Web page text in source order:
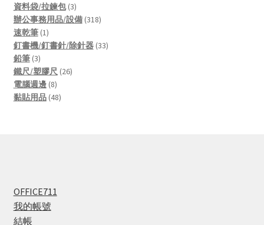
products
資料袋/拉鍊包 33
products
辦公事務用品/設備 318318
速乾筆 11
product
釘書機/釘書針/除針器 3333
鉛筆 33
products
鐵尺/塑膠尺 2626
電腦週邊 88
products
黏貼用品 4848
OFFICE711
我的帳號
結帳